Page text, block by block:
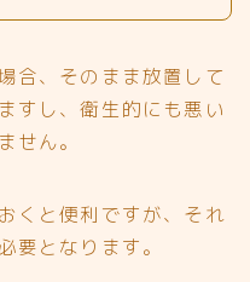
合、そのまま放置して
すし、衛生的にも悪い
せん。
くと便利ですが、 それ
要となります。